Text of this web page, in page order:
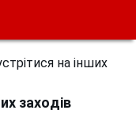
на інших
заходів